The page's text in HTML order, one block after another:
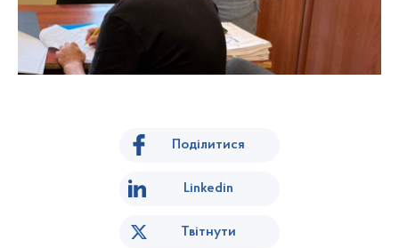
Поділитися
Linkedin
Твітнути